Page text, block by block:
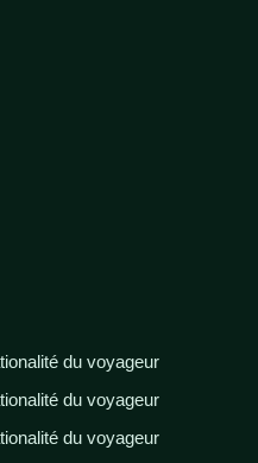
du voyageur
du voyageur
du voyageur